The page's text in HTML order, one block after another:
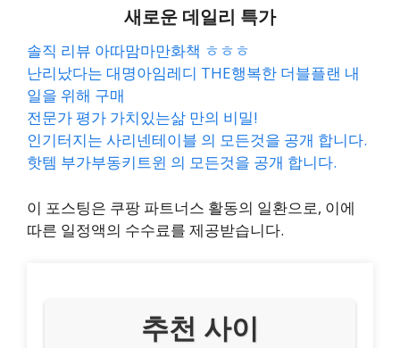
새로운 데일리 특가
솔직 리뷰 아따맘마만화책 ㅎㅎㅎ
난리났다는 대명아임레디 THE행복한 더블플랜 내
일을 위해 구매
전문가 평가 가치있는삶 만의 비밀!
인기터지는 사리넨테이블 의 모든것을 공개 합니다.
핫템 부가부동키트윈 의 모든것을 공개 합니다.
이 포스팅은 쿠팡 파트너스 활동의 일환으로, 이에
따른 일정액의 수수료를 제공받습니다.
추천 사이